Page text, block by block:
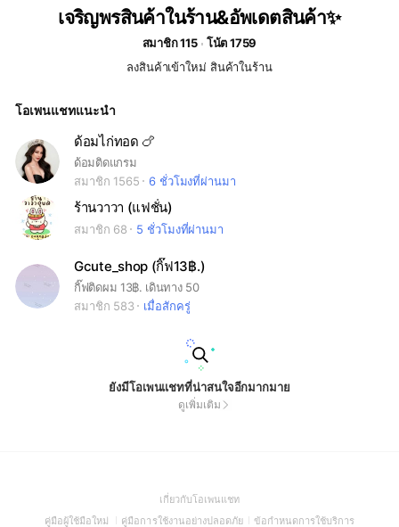
เจริญพรสินค้าในร้าน&อัพเดตสินค้า✨
สมาชิก 115
โน้ต 1759
ลงสินค้าเข้าใหม่ สินค้าในร้าน
โอเพนแชทแนะนำ
ด้อมไก่ทอด 🍗
ด้อมติดแกรม
สมาชิก 1565
6 ชั่วโมงที่ผ่านมา
ร้านวาวา (แฟชั่น)
สมาชิก 68 5 ชั่วโมงที่ผ่านมา
Gcute_shop (กิ๊ฟ13฿.)
กิ๊ฟติดผม 13฿. เดินทาง 50
สมาชิก 583
เมื่อสักครู่
ยังมีโอเพนแชทที่น่าสนใจอีกมากมาย
ดูเพิ่มเติม
เกี่ยวกับโอเพนแชท(Open
in
คู่มือผู้ใช้มือใหม่ (Open
คู่มือการใช้งานอย่างปลอดภัย(Open
ข้อกำหนดการใช้บริการ(Open